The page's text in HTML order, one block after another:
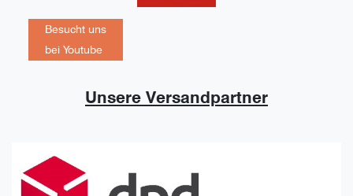
Besucht uns
bei Youtube
Unsere Versandpartner